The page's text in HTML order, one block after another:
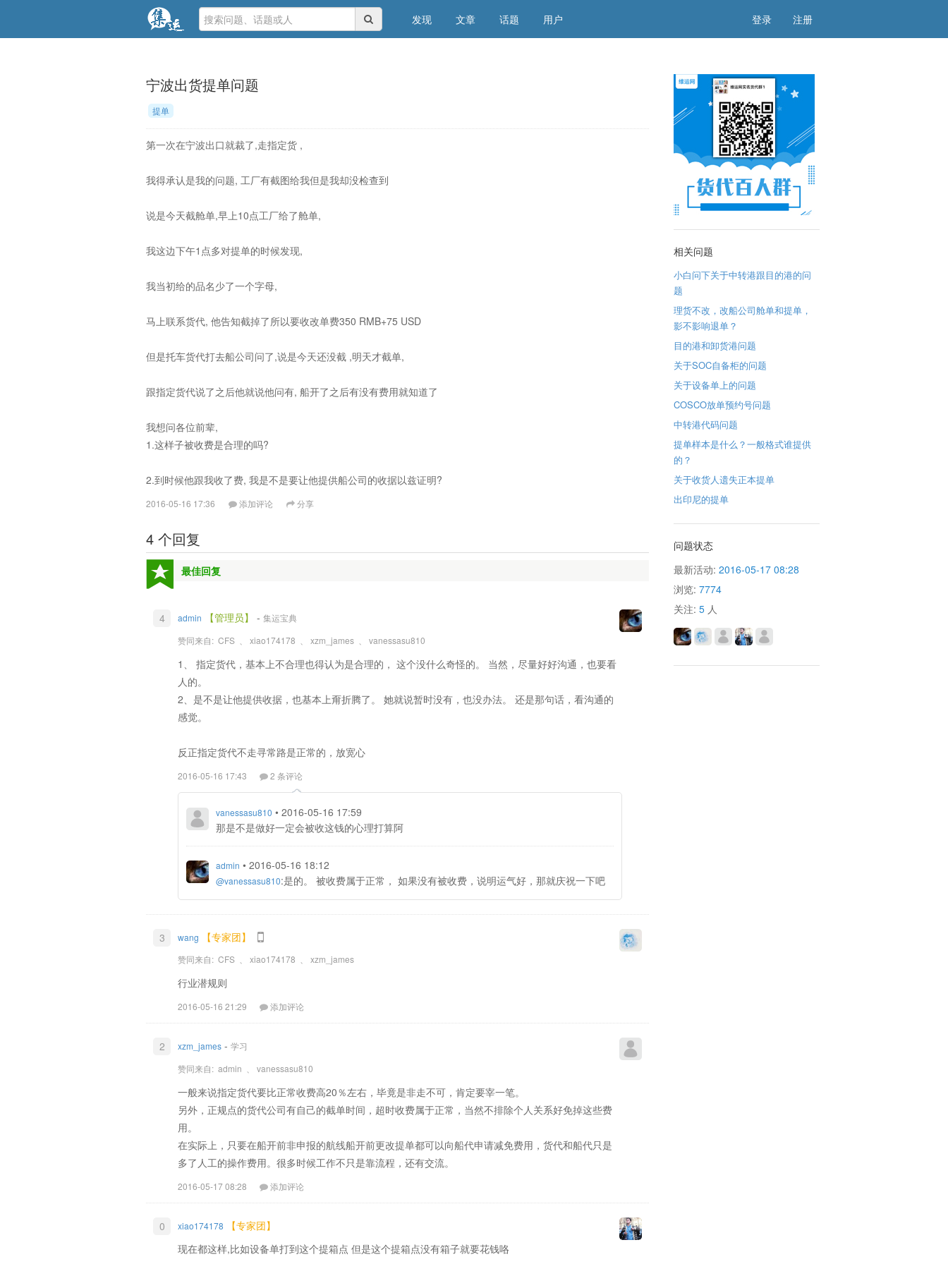
发现 文章 话题 用户 注册
登录
宁波出货提单问题
提单
第一次在宁波出口就裁了,走指定货 ,
我得承认是我的问题, 工厂有截图给我但是我却没检查到
说是今天截舱单,早上10点工厂给了舱单,
我这边下午1点多对提单的时候发现,
我当初给的品名少了一个字母,
马上联系货代, 他告知截掉了所以要收改单费350 RMB+75 USD
但是托车货代打去船公司问了,说是今天还没截 ,明天才截单,
跟指定货代说了之后他就说他问有, 船开了之后有没有费用就知道了
我想问各位前辈,
1.这样子被收费是合理的吗?
2.到时候他跟我收了费, 我是不是要让他提供船公司的收据以兹证明?
2016-05-16 17:36 添加评论 分享
4 个回复
最佳回复
4 admin 【管理员】 - 集运宝典
赞同来自: CFS xiao174178 xzm_james vanessasu810
1、 指定货代，基本上不合理也得认为是合理的， 这个没什么奇怪的。 当然，尽量好好沟通，也要看
人的。
2、是不是让他提供收据，也基本上甭折腾了。 她就说暂时没有，也没办法。 还是那句话，看沟通的
感觉。
反正指定货代不走寻常路是正常的，放宽心
2016-05-16 17:43 2 条评论
vanessasu810 • 2016-05-16 17:59
那是不是做好一定会被收这钱的心理打算阿
admin • 2016-05-16 18:12
@vanessasu810:是的。 被收费属于正常， 如果没有被收费，说明运气好，那就庆祝一下吧
3 wang 【专家团】
赞同来自: CFS xiao174178 xzm_james
行业潜规则
2016-05-16 21:29 添加评论
2 xzm_james - 学习
赞同来自: admin vanessasu810
一般来说指定货代要比正常收费高20％左右，毕竟是非走不可，肯定要宰一笔。
另外，正规点的货代公司有自己的截单时间，超时收费属于正常，当然不排除个人关系好免掉这些费
用。
在实际上，只要在船开前非申报的航线船开前更改提单都可以向船代申请减免费用，货代和船代只是
多了人工的操作费用。很多时候工作不只是靠流程，还有交流。
2016-05-17 08:28 添加评论
0 xiao174178
【专家团】
现在都这样,比如设备单打到这个提箱点 但是这个提箱点没有箱子就要花钱咯
相关问题
小白问下关于中转港跟目的港的问
题
理货不改，改船公司舱单和提单，
影不影响退单？
目的港和卸货港问题
关于SOC自备柜的问题
关于设备单上的问题
COSCO放单预约号问题
中转港代码问题
提单样本是什么？一般格式谁提供
的？
关于收货人遗失正本提单
出印尼的提单
问题状态
最新活动: 2016-05-17 08:28
浏览: 7774
关注: 5人